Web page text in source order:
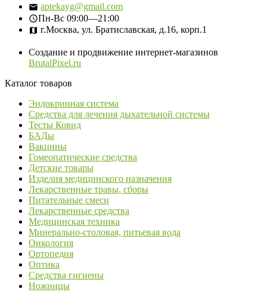
aptekayg@gmail.com
Пн-Вс 09:00—21:00
г.Москва, ул. Братиславская, д.16, корп.1
Создание и продвижение интернет-магазинов
BrutalPixel.ru
Каталог товаров
Эндокринная система
Средства для лечения дыхательной системы
Тесты Ковид
БАДы
Вакцины
Гомеопатические средства
Детские товары
Изделия медицинского назначения
Лекарственные травы, сборы
Питательные смеси
Лекарственные средства
Медицинская техника
Минерально-столовая, питьевая вода
Онкология
Ортопедия
Оптика
Средства гигиены
Ножницы